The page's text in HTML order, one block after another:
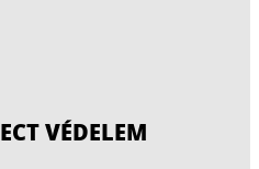
VÉDELEM